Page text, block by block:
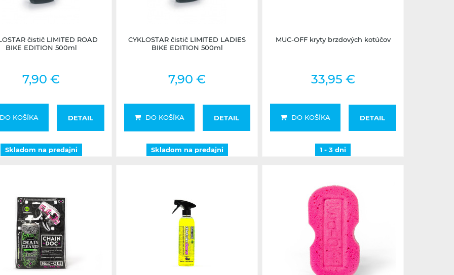
čistič LIMITED ROAD
BIKE EDITION 500ml
7,90 €
KOŠÍKA DETAIL
Skladom na predajni
CYKLOSTAR čistič LIMITED LADIES
BIKE EDITION 500ml
7,90 €
DO KOŠÍKA DETAIL
Skladom na predajni
MUC-OFF kryty brzdových kotúčov
33,95 €
DO KOŠÍKA DETAIL
1 - 3 dni